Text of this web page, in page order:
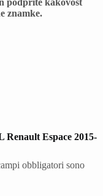
podprite kakovost
znamke.
Espace 2015-
obbligatori sono